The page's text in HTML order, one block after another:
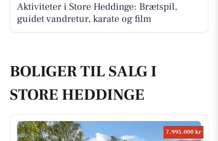
Aktiviteter i Store Heddinge: Brætspil,
guidet vandretur, karate og film
BOLIGER TIL SALG I
STORE HEDDINGE
7.995.000 kr